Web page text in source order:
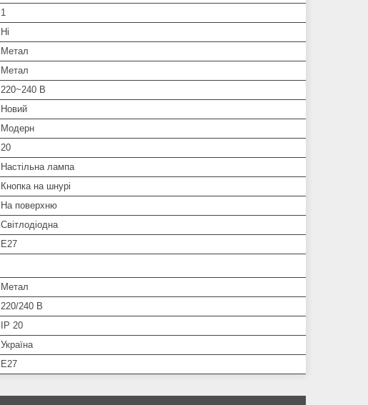
1
Ні
Метал
Метал
220~240 В
Новий
Модерн
20
Настільна лампа
Кнопка на шнурі
На поверхню
Світлодіодна
E27
Метал
220/240 В
IP 20
Україна
E27